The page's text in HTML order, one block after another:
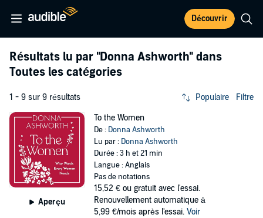
Découvrir
Résultats lu par "Donna Ashworth" dans
Toutes les catégories
1 - 9 sur 9 résultats Populaire Filtre
Aperçu
To the Women
De : Donna Ashworth
Lu par : Donna Ashworth
Durée : 3 h et 21 min
Langue : Anglais
Pas de notations
15,52 € ou gratuit avec l'essai.
Renouvellement automatique à
5,99 €/mois après l'essai. Voir